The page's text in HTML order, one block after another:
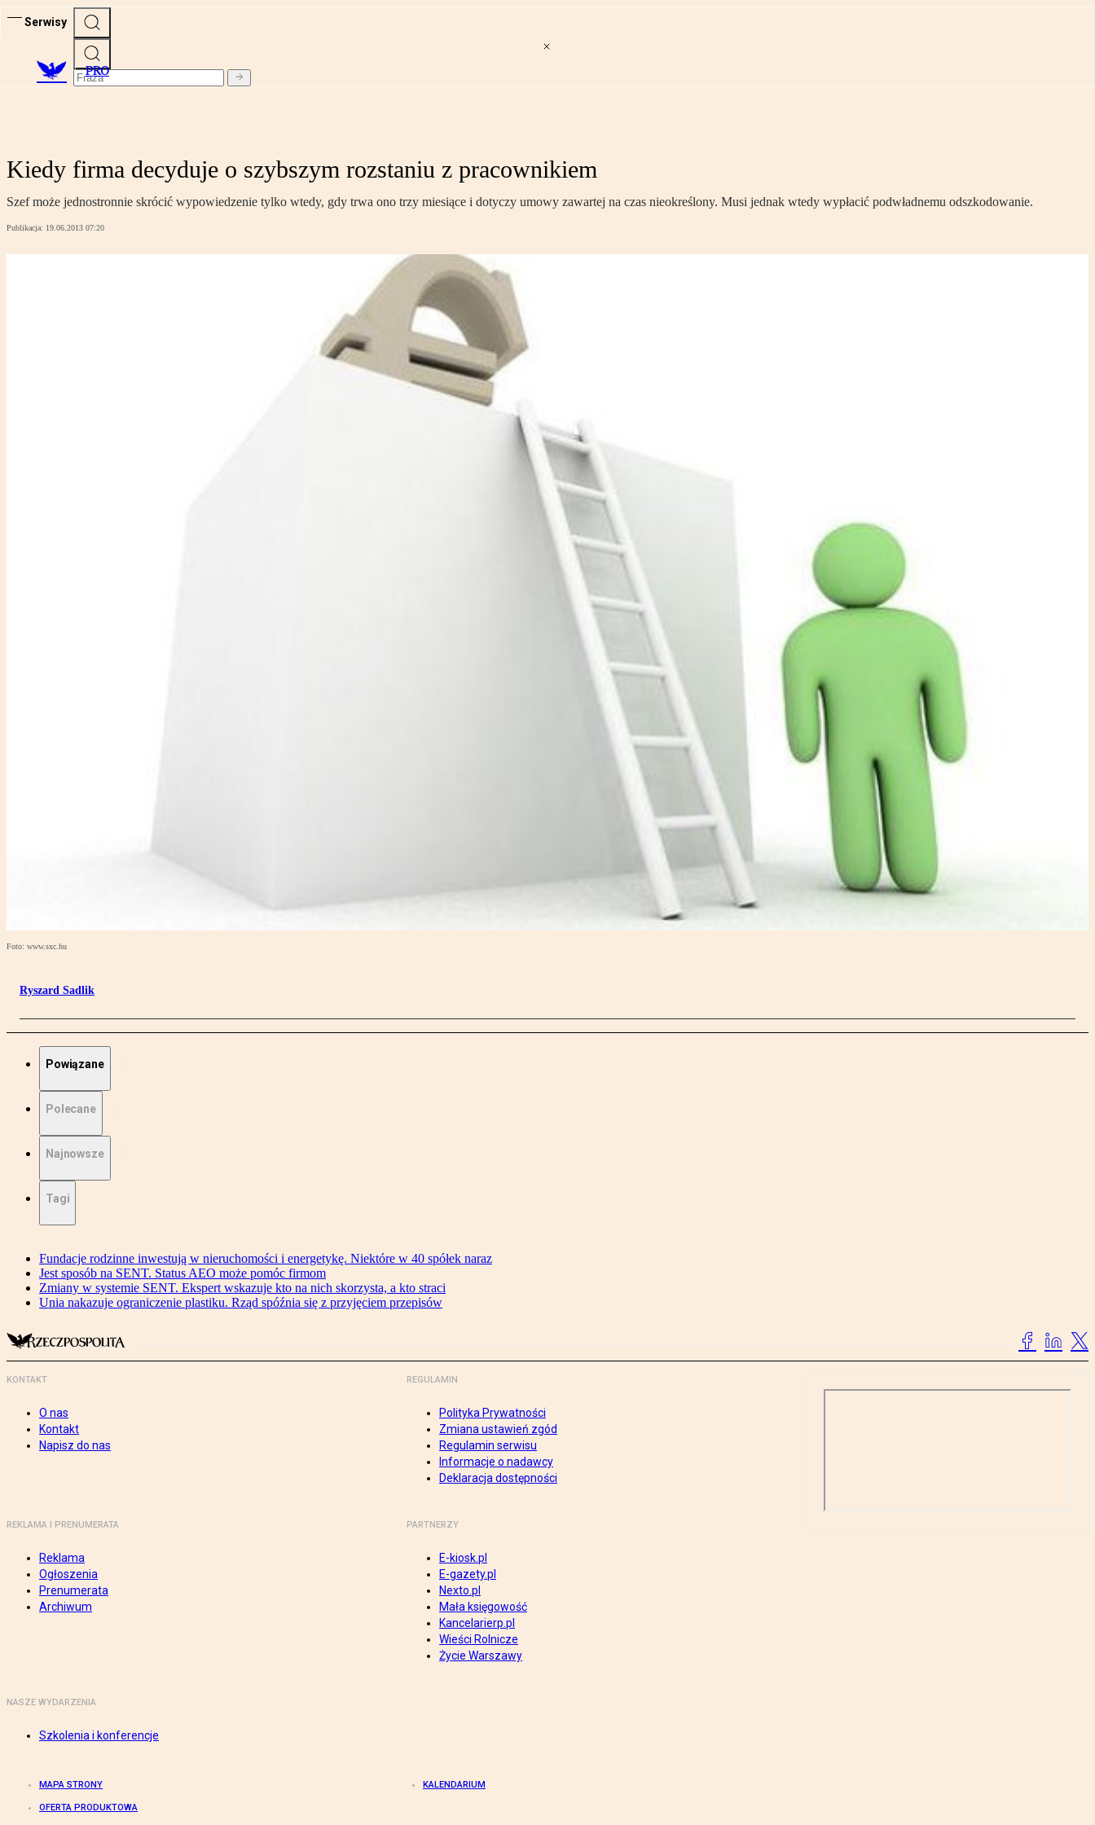
Serwisy
PRO
Kiedy firma decyduje o szybszym rozstaniu z pracownikiem
Szef może jednostronnie skrócić wypowiedzenie tylko wtedy, gdy trwa ono trzy miesiące i dotyczy umowy zawartej na czas nieokreślony. Musi jednak wtedy wypłacić podwładnemu odszkodowanie.
Publikacja: 19.06.2013 07:20
Foto: www.sxc.hu
Ryszard Sadlik
Powiązane
Polecane
Najnowsze
Tagi
Fundacje rodzinne inwestują w nieruchomości i energetykę. Niektóre w 40 spółek naraz
Jest sposób na SENT. Status AEO może pomóc firmom
Zmiany w systemie SENT. Ekspert wskazuje kto na nich skorzysta, a kto straci
Unia nakazuje ograniczenie plastiku. Rząd spóźnia się z przyjęciem przepisów
KONTAKT
O nas
Kontakt
Napisz do nas
REGULAMIN
Polityka Prywatności
Zmiana ustawień zgód
Regulamin serwisu
Informacje o nadawcy
Deklaracja dostępności
REKLAMA I PRENUMERATA
Reklama
Ogłoszenia
Prenumerata
Archiwum
PARTNERZY
E-kiosk.pl
E-gazety.pl
Nexto.pl
Mała księgowość
Kancelarierp.pl
Wieści Rolnicze
Życie Warszawy
NASZE WYDARZENIA
Szkolenia i konferencje
MAPA STRONY KALENDARIUM
OFERTA PRODUKTOWA